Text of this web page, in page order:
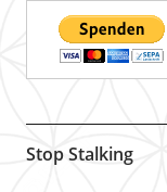
Stop Stalking